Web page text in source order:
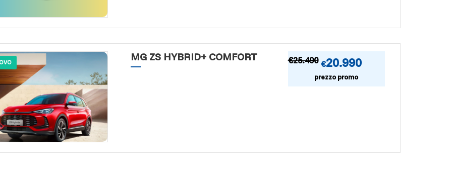
MG ZS HYBRID+ COMFORT €25.490 €20.990
prezzo promo